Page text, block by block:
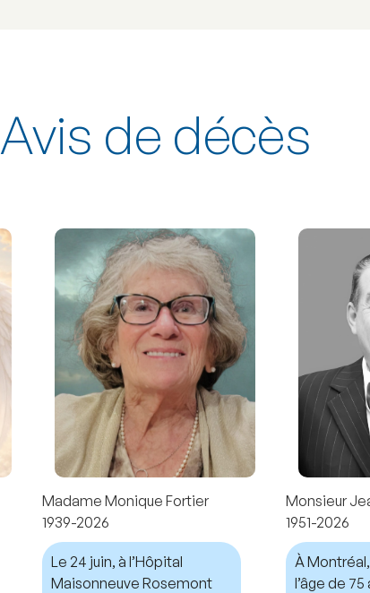
Avis de décès
Madame Monique Fortier
1939-2026
Le 24 juin, à l’Hôpital
Maisonneuve Rosemont
Monsieur
1951-2026
À Montréal,
l’âge de